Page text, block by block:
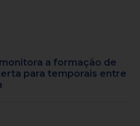
a formação de
para temporais entre